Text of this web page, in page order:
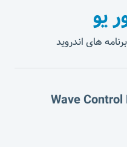
یو
های اندروید